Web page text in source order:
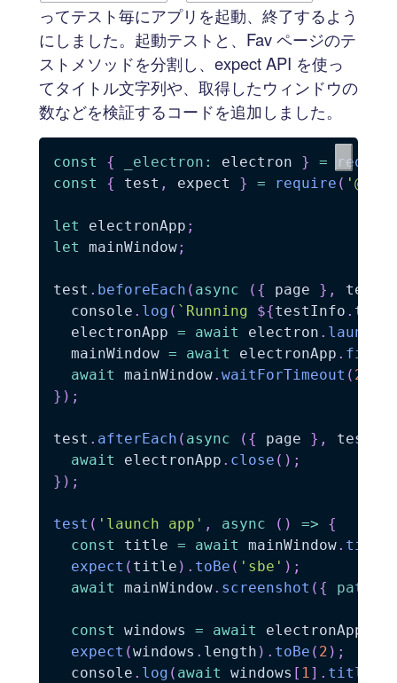
ってテスト毎にアプリを起動、終了するよう
にしました。起動テストと、Fav ページのテ
ストメソッドを分割し、expect API を使っ
てタイトル文字列や、取得したウィンドウの
数などを検証するコードを追加しました。
const { _electron : electron } =
const
{ test , expect } = require (
let electronApp ;
let
mainWindow;
test . beforeEach ( async ( { page } ,
  console
. log ( ` Running ${testInfo .
  electronApp
= await electron . launch
  mainWindow
= await electronApp .
await
mainWindow. waitForTimeout ( 2000
} ) ;
test . afterEach ( async ( { page } ,
await
electronApp . close ( ) ;
} ) ;
test ( 'launch app' , async ( ) =>
{
const
title = await mainWindow. title
expect ( title ) . toBe ( 'sbe' ) ;
await
mainWindow. screenshot ( { path
const windows = await electronApp
expect (windows . length ) . toBe ( 2 ) ;
  console
. log ( await windows [ 1] . title